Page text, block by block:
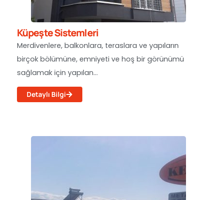
Küpeşte Sistemleri
Merdivenlere, balkonlara, teraslara ve yapıların
birçok bölümüne, emniyeti ve hoş bir görünümü
sağlamak için yapılan...
Detaylı Bilgi